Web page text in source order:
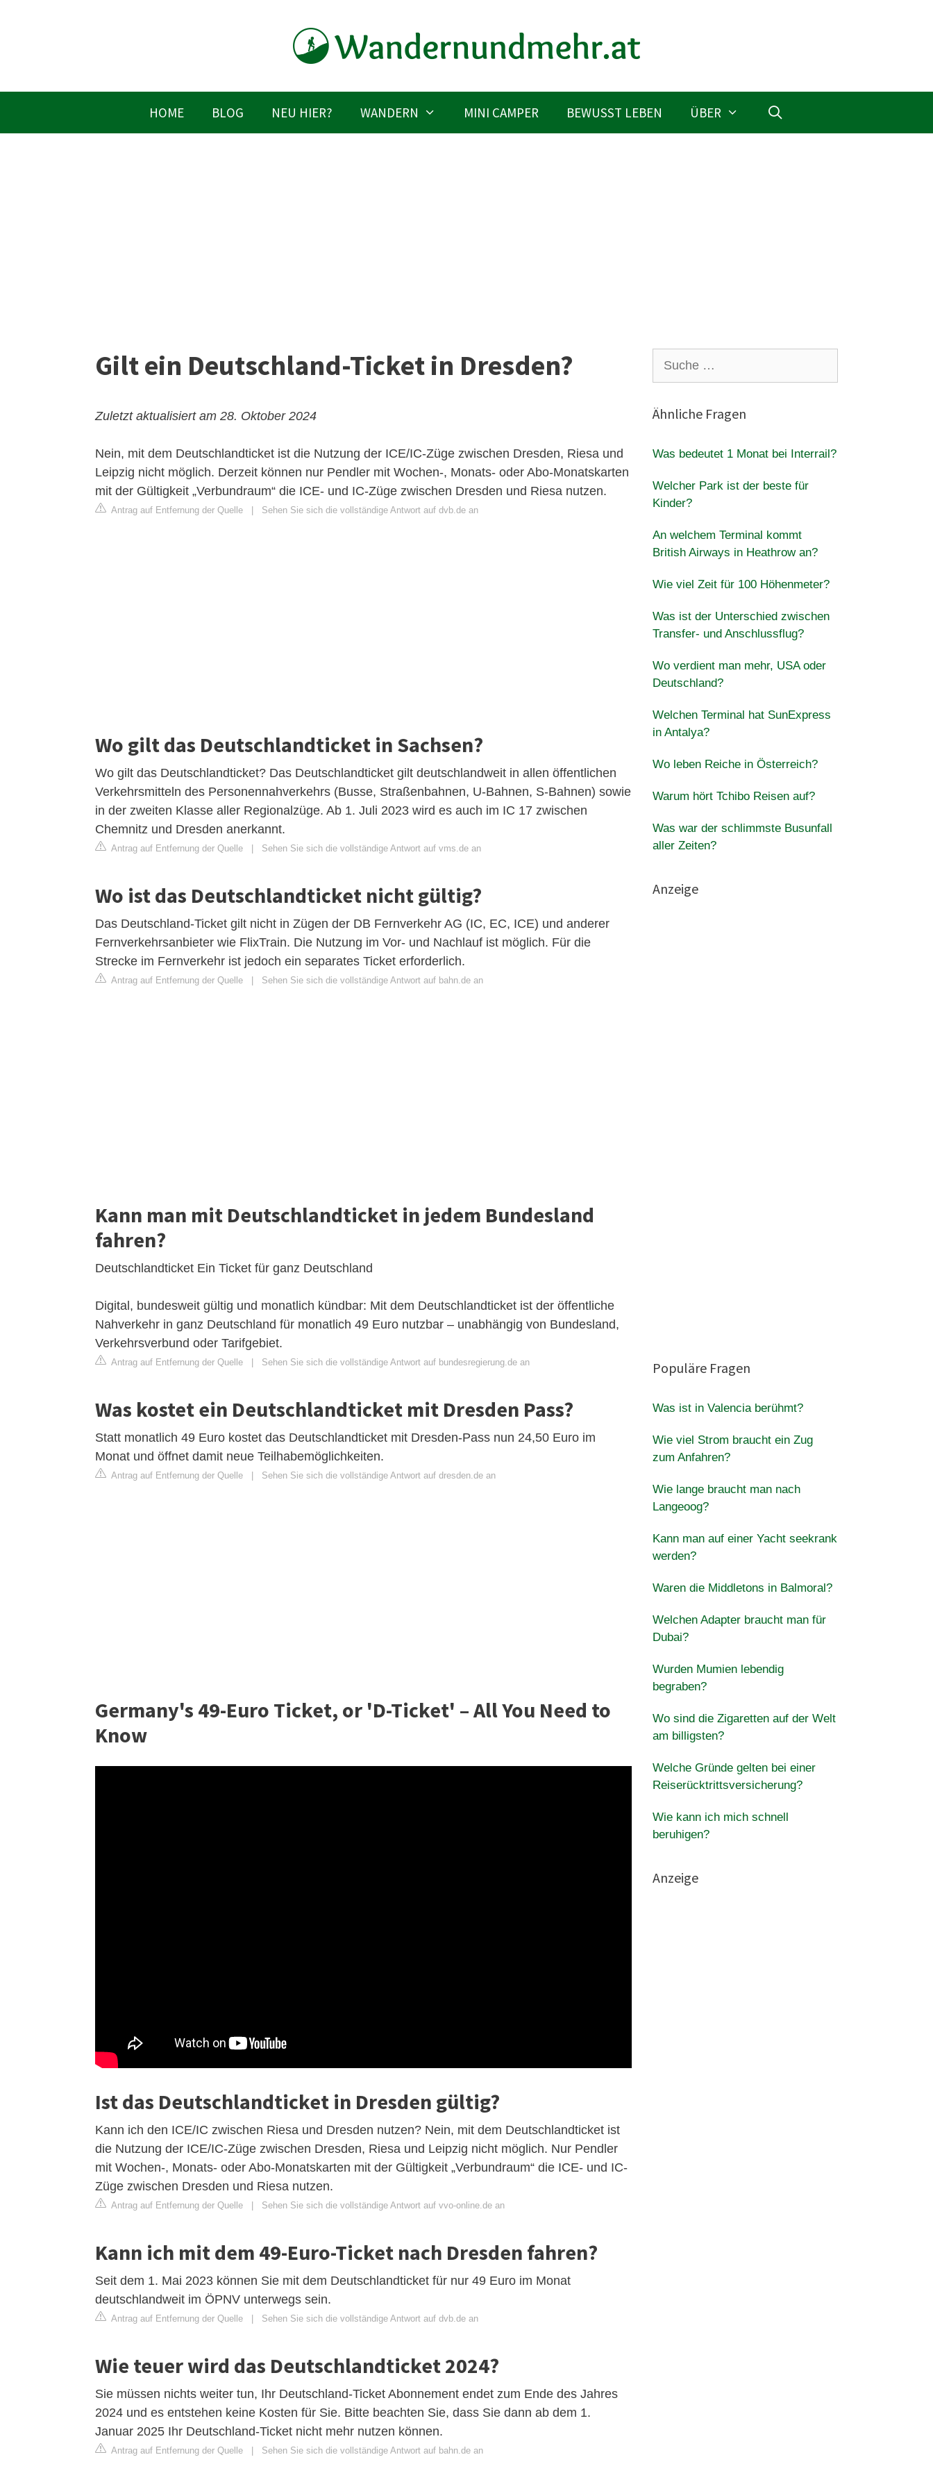
HOME BLOG NEU HIER? WANDERN MINI CAMPER BEWUSST LEBEN ÜBER
Gilt ein Deutschland-Ticket in Dresden?
Zuletzt aktualisiert am 28. Oktober 2024
Nein, mit dem Deutschlandticket ist die Nutzung der ICE/IC-Züge zwischen Dresden, Riesa und
Leipzig nicht möglich. Derzeit können nur Pendler mit Wochen-, Monats- oder Abo-Monatskarten
mit der Gültigkeit „Verbundraum“ die ICE- und IC-Züge zwischen Dresden und Riesa nutzen.
Antrag auf Entfernung der Quelle Sehen Sie sich die vollständige Antwort auf dvb.de an
Wo gilt das Deutschlandticket in Sachsen?
Wo gilt das Deutschlandticket? Das Deutschlandticket gilt deutschlandweit in allen öffentlichen
Verkehrsmitteln des Personennahverkehrs (Busse, Straßenbahnen, U-Bahnen, S-Bahnen) sowie
in der zweiten Klasse aller Regionalzüge. Ab 1. Juli 2023 wird es auch im IC 17 zwischen
Chemnitz und Dresden anerkannt.
Antrag auf Entfernung der Quelle Sehen Sie sich die vollständige Antwort auf vms.de an
Wo ist das Deutschlandticket nicht gültig?
Das Deutschland-Ticket gilt nicht in Zügen der DB Fernverkehr AG (IC, EC, ICE) und anderer
Fernverkehrsanbieter wie FlixTrain. Die Nutzung im Vor- und Nachlauf ist möglich. Für die
Strecke im Fernverkehr ist jedoch ein separates Ticket erforderlich.
Antrag auf Entfernung der Quelle Sehen Sie sich die vollständige Antwort auf bahn.de an
Kann man mit Deutschlandticket in jedem Bundesland
fahren?
Deutschlandticket Ein Ticket für ganz Deutschland
Digital, bundesweit gültig und monatlich kündbar: Mit dem Deutschlandticket ist der öffentliche
Nahverkehr in ganz Deutschland für monatlich 49 Euro nutzbar – unabhängig von Bundesland,
Verkehrsverbund oder Tarifgebiet.
Antrag auf Entfernung der Quelle Sehen Sie sich die vollständige Antwort auf bundesregierung.de an
Was kostet ein Deutschlandticket mit Dresden Pass?
Statt monatlich 49 Euro kostet das Deutschlandticket mit Dresden-Pass nun 24,50 Euro im
Monat und öffnet damit neue Teilhabemöglichkeiten.
Antrag auf Entfernung der Quelle Sehen Sie sich die vollständige Antwort auf dresden.de an
Germany's 49-Euro Ticket, or 'D-Ticket' – All You Need to
Know
Ist das Deutschlandticket in Dresden gültig?
Kann ich den ICE/IC zwischen Riesa und Dresden nutzen? Nein, mit dem Deutschlandticket ist
die Nutzung der ICE/IC-Züge zwischen Dresden, Riesa und Leipzig nicht möglich. Nur Pendler
mit Wochen-, Monats- oder Abo-Monatskarten mit der Gültigkeit „Verbundraum“ die ICE- und IC-
Züge zwischen Dresden und Riesa nutzen.
Antrag auf Entfernung der Quelle | Sehen Sie sich die vollständige Antwort auf vvo-online.de an
Kann ich mit dem 49-Euro-Ticket nach Dresden fahren?
Seit dem 1. Mai 2023 können Sie mit dem Deutschlandticket für nur 49 Euro im Monat
deutschlandweit im ÖPNV unterwegs sein.
Antrag auf Entfernung der Quelle | Sehen Sie sich die vollständige Antwort auf dvb.de an
Wie teuer wird das Deutschlandticket 2024?
Sie müssen nichts weiter tun, Ihr Deutschland-Ticket Abonnement endet zum Ende des Jahres
2024 und es entstehen keine Kosten für Sie. Bitte beachten Sie, dass Sie dann ab dem 1.
Januar 2025 Ihr Deutschland-Ticket nicht mehr nutzen können.
Antrag auf Entfernung der Quelle | Sehen Sie sich die vollständige Antwort auf bahn.de an
nach:
Ähnliche Fragen
Was bedeutet 1 Monat bei Interrail?
Welcher Park ist der beste für
Kinder?
An welchem ​​Terminal kommt
British Airways in Heathrow an?
Wie viel Zeit für 100 Höhenmeter?
Was ist der Unterschied zwischen
Transfer- und Anschlussflug?
Wo verdient man mehr, USA oder
Deutschland?
Welchen Terminal hat SunExpress
in Antalya?
Wo leben Reiche in Österreich?
Warum hört Tchibo Reisen auf?
Was war der schlimmste Busunfall
aller Zeiten?
Anzeige
Populäre Fragen
Was ist in Valencia berühmt?
Wie viel Strom braucht ein Zug
zum Anfahren?
Wie lange braucht man nach
Langeoog?
Kann man auf einer Yacht seekrank
werden?
Waren die Middletons in Balmoral?
Welchen Adapter braucht man für
Dubai?
Wurden Mumien lebendig
begraben?
Wo sind die Zigaretten auf der Welt
am billigsten?
Welche Gründe gelten bei einer
Reiserücktrittsversicherung?
Wie kann ich mich schnell
beruhigen?
Anzeige